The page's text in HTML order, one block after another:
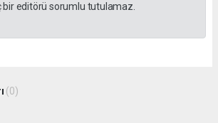
bir editörü sorumlu tutulamaz.
(0)